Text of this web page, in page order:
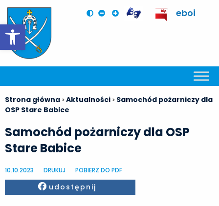
Otwórz pasek narzędzi
eboi
Strona główna >Aktualności > Samochód pożarniczy dla
OSP Stare Babice
Samochód pożarniczy dla OSP
Stare Babice
10.10.2023 DRUKUJ POBIERZ DO PDF
Facebook
udostępnij